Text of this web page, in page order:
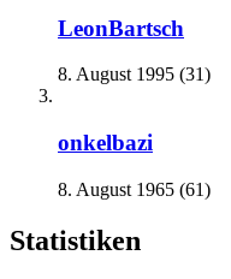
LeonBartsch
8. August 1995 (31)
onkelbazi
8. August 1965 (61)
Statistiken